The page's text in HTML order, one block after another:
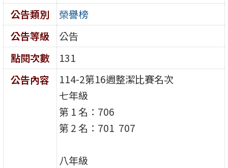
公告類別
榮譽榜
公告等級
公告
點閱次數
131
公告內容
114-2第16週整潔比賽名次
七年級
第 1 名：706
第 2 名：701 707
八年級